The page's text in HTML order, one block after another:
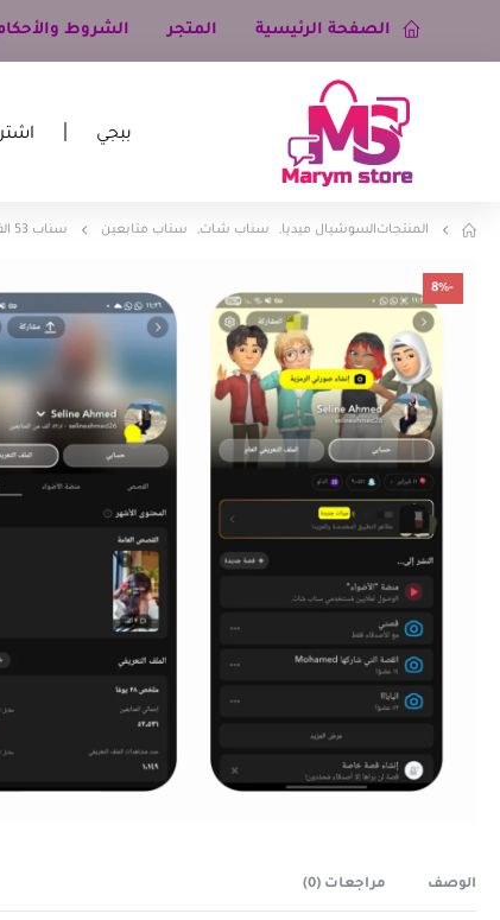
الصفحة الرئيسية المتجر الشروط
ببجي
المنتجاتالسوشيال ميديا, سناب شات, سناب متابعين سناب 53 الف متابع
-8%
الوصف مراجعات (0)